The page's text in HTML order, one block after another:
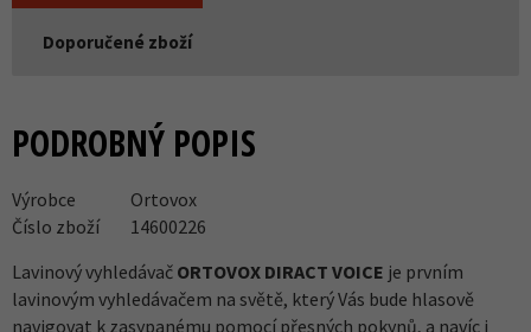
Doporučené zboží
PODROBNÝ POPIS
Výrobce
Ortovox
Číslo zboží
14600226
Lavinový vyhledávač ORTOVOX DIRACT VOICE je prvním
lavinovým vyhledávačem na světě, který Vás bude hlasově
navigovat k zasypanému pomocí přesných pokynů, a navíc i